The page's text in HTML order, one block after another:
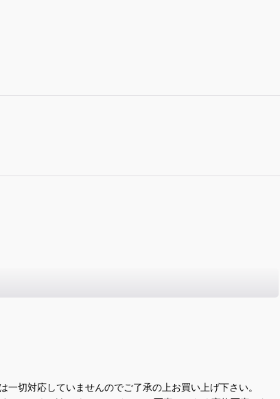
切対応していませんのでご了承の上お買い上げ下さい。